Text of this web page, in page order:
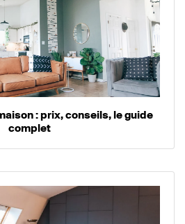
: prix, conseils, le guide
complet